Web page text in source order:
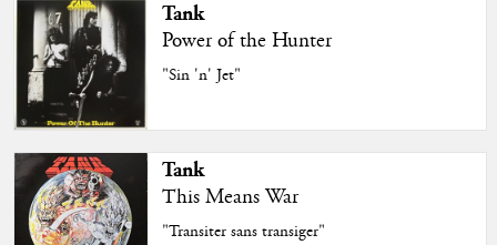
Tank
Power of the Hunter
"Sin 'n' Jet"
Tank
This Means War
"Transiter sans transiger"